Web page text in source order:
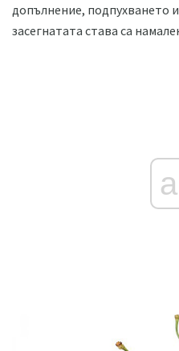
допълнение, подпухването
засегнатата става са